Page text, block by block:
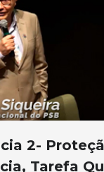
2-
Tarefa